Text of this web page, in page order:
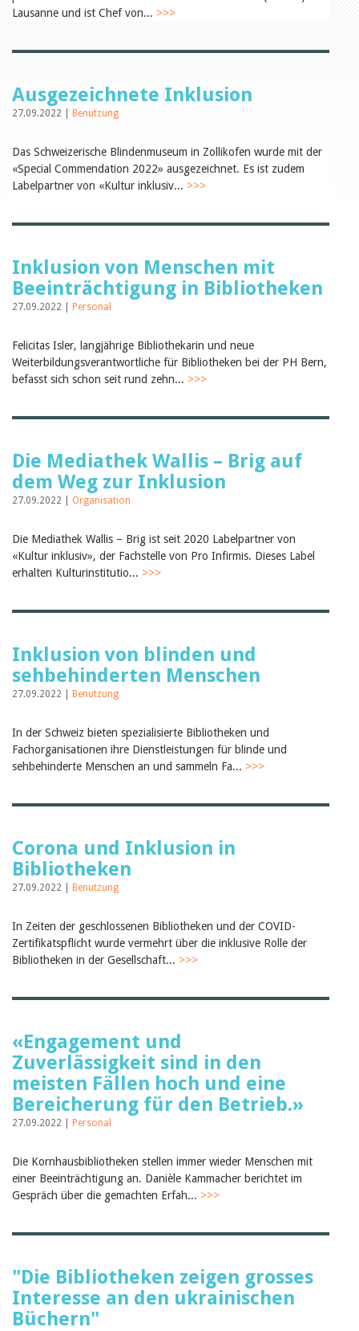
Leseförderung
Tags
Aus- und Weiterbildung
Veranstaltungen
Bibliothek und Schule
Bibliotheksförderung
Zielpublikum Kinder und
Jugendliche
Bibliotheksangebote
Unterstützungsbeiträge
Rezensionen
Schweizer Literatur
Alle Tags
Julie Greub
Birgit Libiszewski
Ursula Strahm
Sibylle Birrer
Felicitas Isler
Andrea Grichting
Therese von Weissenfluh
Nicole Rothen
Alle Autoren
Archiv
März 2026
September 2025
Juli 2025
Juni 2025
2024
2023
2022
2017
2016
2015
2014
Lausanne und ist Chef von... >>>
Ausgezeichnete Inklusion
27.09.2022 | Benutzung
Das Schweizerische Blindenmuseum in Zollikofen wurde mit der
«Special Commendation 2022» ausgezeichnet. Es ist zudem
Labelpartner von «Kultur inklusiv... >>>
Inklusion von Menschen mit
Beeinträchtigung in Bibliotheken
27.09.2022 | Personal
Felicitas Isler, langjährige Bibliothekarin und neue
Weiterbildungsverantwortliche für Bibliotheken bei der PH Bern,
befasst sich schon seit rund zehn... >>>
Die Mediathek Wallis – Brig auf
dem Weg zur Inklusion
27.09.2022 | Organisation
Die Mediathek Wallis – Brig ist seit 2020 Labelpartner von
«Kultur inklusiv», der Fachstelle von Pro Infirmis. Dieses Label
erhalten Kulturinstitutio... >>>
Inklusion von blinden und
sehbehinderten Menschen
27.09.2022 | Benutzung
In der Schweiz bieten spezialisierte Bibliotheken und
Fachorganisationen ihre Dienstleistungen für blinde und
sehbehinderte Menschen an und sammeln Fa... >>>
Corona und Inklusion in
Bibliotheken
27.09.2022 | Benutzung
In Zeiten der geschlossenen Bibliotheken und der COVID-
Zertifikatspflicht wurde vermehrt über die inklusive Rolle der
Bibliotheken in der Gesellschaft... >>>
«Engagement und
Zuverlässigkeit sind in den
meisten Fällen hoch und eine
Bereicherung für den Betrieb.»
27.09.2022 | Personal
Die Kornhausbibliotheken stellen immer wieder Menschen mit
einer Beeinträchtigung an. Danièle Kammacher berichtet im
Gespräch über die gemachten Erfah... >>>
"Die Bibliotheken zeigen grosses
Interesse an den ukrainischen
Büchern"